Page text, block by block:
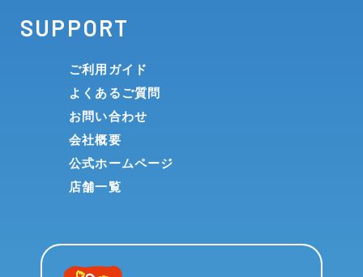
SUPPORT
ご利用ガイド
よくあるご質問
お問い合わせ
会社概要
公式ホームページ
店舗一覧